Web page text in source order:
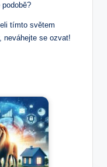
tímto světem
‍neváhejte se ozvat!